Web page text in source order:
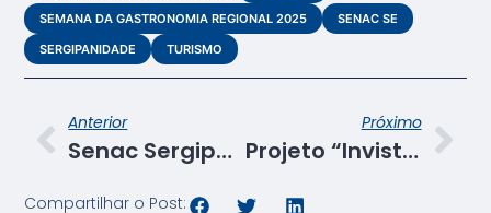
SEMANA DA GASTRONOMIA REGIONAL 2025
SENAC SE
SERGIPANIDADE
TURISMO
Anterior
Senac Sergipe inova ao integrar Inteligência Artificial em todos os cursos
Próximo
Projeto “Invista em Você, Faça Senac” chega a Propriá/SE
Compartilhar o Post: